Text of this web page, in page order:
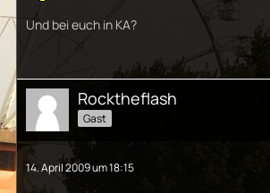
Und bei euch in KA?
Rocktheflash
Gast
14. April 2009 um 18:15